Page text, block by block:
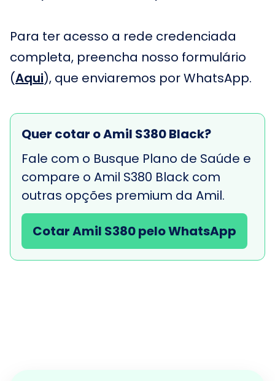
Para ter acesso a rede credenciada
completa, preencha nosso formulário
(Aqui), que enviaremos por WhatsApp.
Quer cotar o Amil S380 Black?
Fale com o Busque Plano de Saúde e
compare o Amil S380 Black com
outras opções premium da Amil.
Cotar Amil S380 pelo WhatsApp